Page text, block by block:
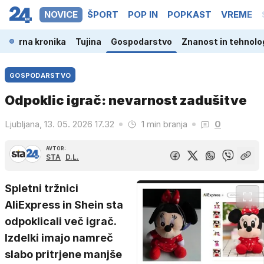
NOVICE ŠPORT POP IN POPKAST VREME
Črna kronika Tujina Gospodarstvo Znanost in
GOSPODARSTVO
Odpoklic igrač: nevarnost zadušitve
Ljubljana, 13. 05. 2026 17.32 1 min branja 0
AVTOR:
STA D.L.
Spletni tržnici
AliExpress in Shein sta
odpoklicali več igrač.
Izdelki imajo namreč
slabo pritrjene manjše